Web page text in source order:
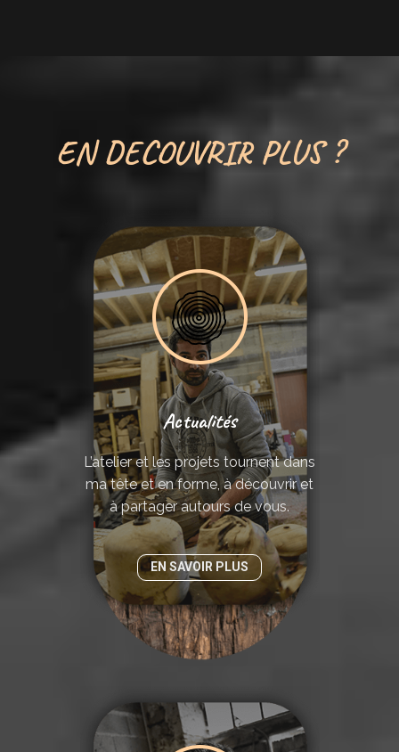
EN DECOUVRIR PLUS ?
Actualités
L’atelier et les projets tournent dans
ma tête et en forme, à découvrir et
à partager autours de vous.
EN SAVOIR PLUS